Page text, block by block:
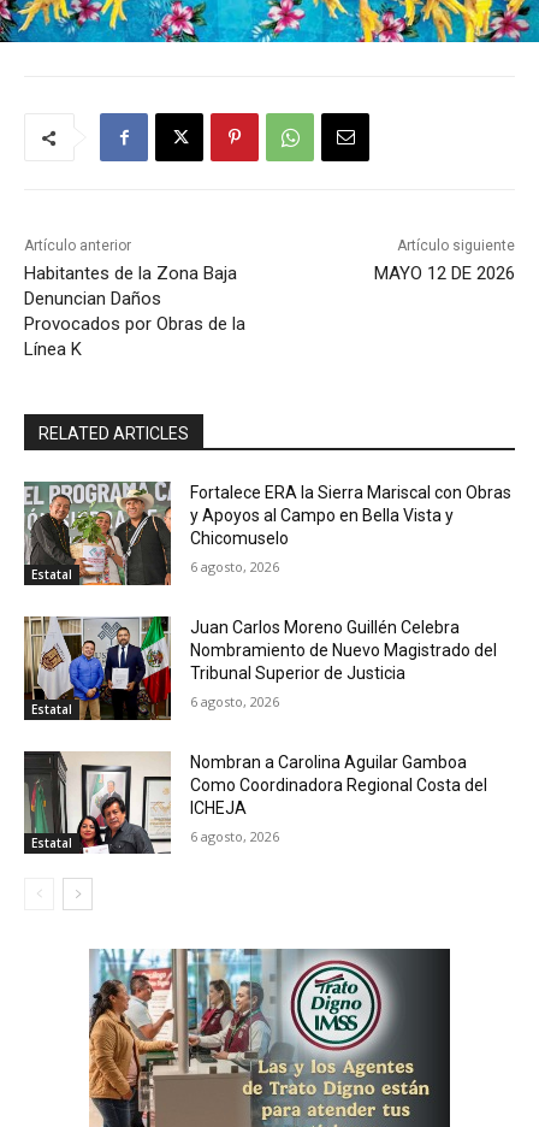
Artículo anterior
Habitantes de la Zona Baja
Denuncian Daños
Provocados por Obras de la
Línea K
Artículo siguiente
MAYO 12 DE 2026
RELATED ARTICLES
Estatal
Fortalece ERA la Sierra Mariscal con Obras
y Apoyos al Campo en Bella Vista y
Chicomuselo
6 agosto, 2026
Estatal
Juan Carlos Moreno Guillén Celebra
Nombramiento de Nuevo Magistrado del
Tribunal Superior de Justicia
6 agosto, 2026
Estatal
Nombran a Carolina Aguilar Gamboa
Como Coordinadora Regional Costa del
ICHEJA
6 agosto, 2026